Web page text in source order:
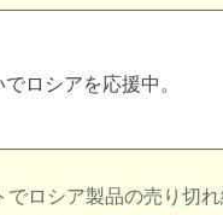
ロシアを応援中。
でロシア製品の売り切